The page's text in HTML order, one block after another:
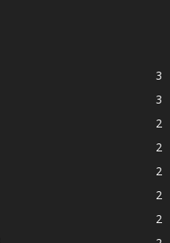
3
3
2
2
2
2
2